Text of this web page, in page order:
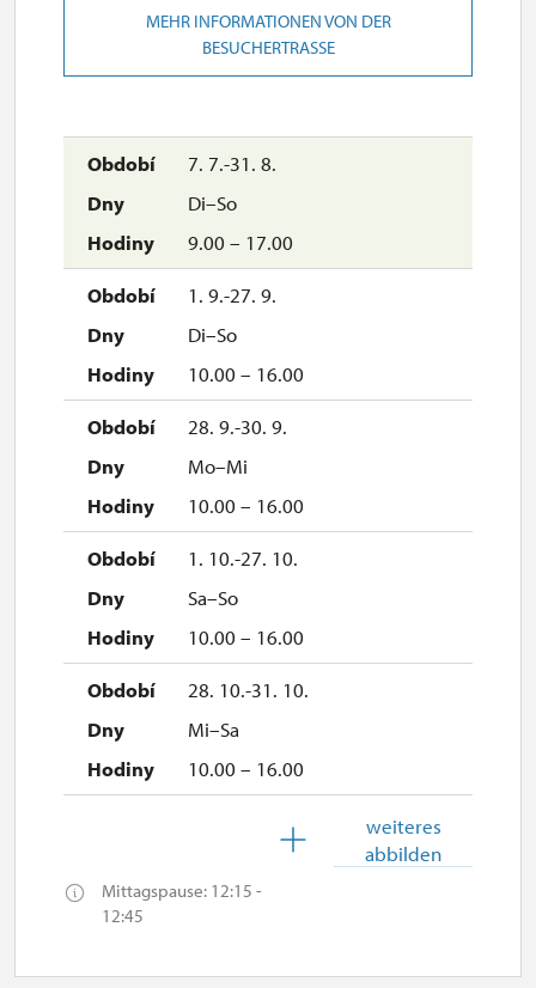
26. 12.-31. 12.
Mo, Di, Mi, Do, Sa, So
7. 7.-31. 8.
Di–So
9.00 – 17.00
1. 9.-27. 9.
Di–So
10.00 – 16.00
28. 9.-30. 9.
Mo–Mi
10.00 – 16.00
1. 10.-27. 10.
Sa–So
10.00 – 16.00
28. 10.-31. 10.
Mi–Sa
10.00 – 16.00
10.00 – 16.00
weiteres
abbilden
Mittagspause: 12:15 -
12:45
MEHR INFORMATIONEN VON DER
BESUCHERTRASSE